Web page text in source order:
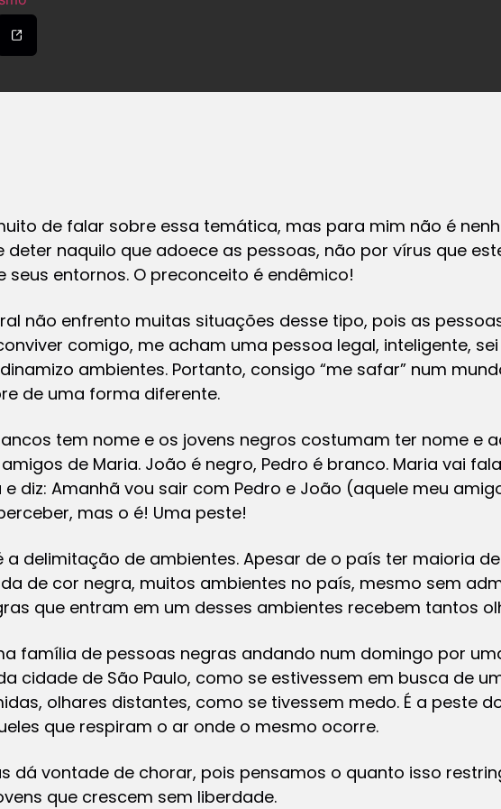
de falar sobre essa temática, mas para mim não é
deter naquilo que adoece as pessoas, não por vírus que
seus entornos. O preconceito é endêmico!
não enfrento muitas situações desse tipo, pois as
comigo, me acham uma pessoa legal, inteligente,
ambientes. Portanto, consigo “me safar” num
de uma forma diferente.
tem nome e os jovens negros costumam ter nome e
de Maria. João é negro, Pedro é branco. Maria vai
diz: Amanhã vou sair com Pedro e João (aquele meu
mas o é! Uma peste!
a delimitação de ambientes. Apesar de o país ter maioria
de cor negra, muitos ambientes no país, mesmo sem
que entram em um desses ambientes recebem tantos
família de pessoas negras andando num domingo por
cidade de São Paulo, como se estivessem em busca de
olhares distantes, como se tivessem medo. É a peste
que respiram o ar onde o mesmo ocorre.
dá vontade de chorar, pois pensamos o quanto isso
que crescem sem liberdade.